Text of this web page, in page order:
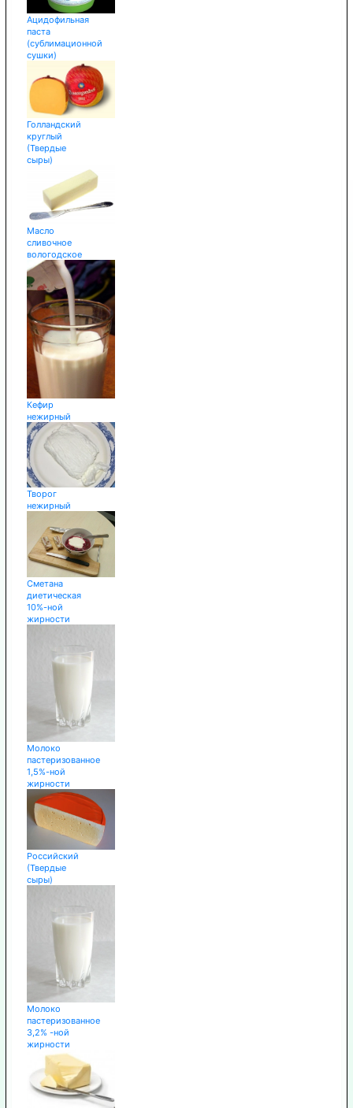
Ацидофильная
паста
(сублимационной
сушки)
Голландский
круглый
(Твердые
сыры)
Масло
сливочное
вологодское
Кефир
нежирный
Творог
нежирный
Сметана
диетическая
10%-ной
жирности
Молоко
пастеризованное
1,5%-ной
жирности
Российский
(Твердые
сыры)
Молоко
пастеризованное
3,2% -ной
жирности